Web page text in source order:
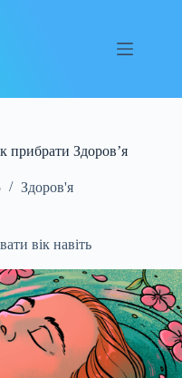
прибрати Здоров’я
Здоров'я
вік навіть